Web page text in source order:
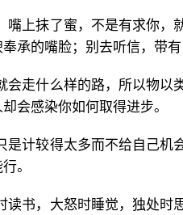
嘴上抹了蜜，不是有求你，
承的嘴脸；别去听信，带有
会走什么样的路，所以物
会感染你如何取得进步。
是计较得太多而不给自己
。
读书，大怒时睡觉，独处